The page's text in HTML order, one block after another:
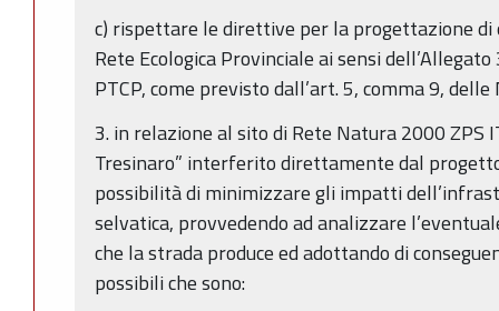
c) rispettare le direttive per la progettazione
Rete Ecologica Provinciale ai sensi
PTCP, come previsto dall’art. 5, comma 9,
3. in relazione al sito di Rete Natura 2000 ZPS
Tresinaro” interferito direttamente dal
possibilità di minimizzare gli impatti
selvatica, provvedendo ad analizzare
che la strada produce ed adottando di
possibili che sono: